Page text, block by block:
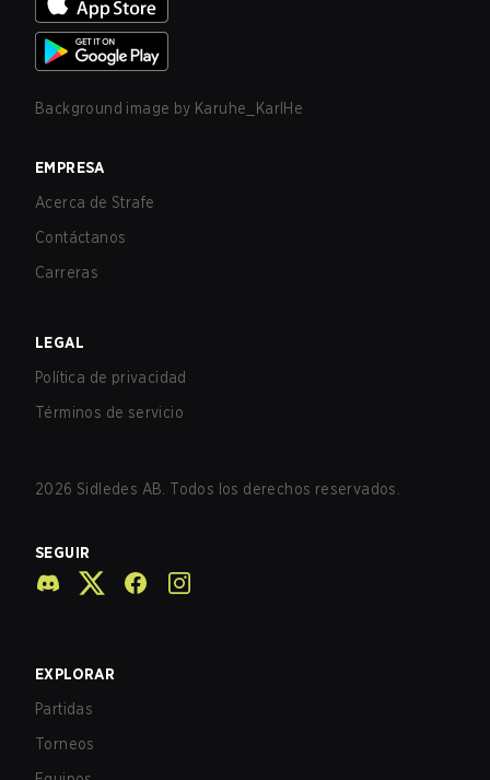
Background image by Karuhe_KarlHe
EMPRESA
Acerca de Strafe
Contáctanos
Carreras
LEGAL
Política de privacidad
Términos de servicio
2026 Sidledes AB. Todos los derechos reservados.
SEGUIR
EXPLORAR
Partidas
Torneos